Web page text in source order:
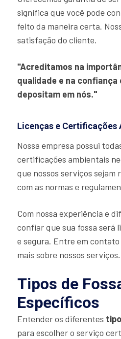
significa que você pode
feito da maneira certa.
satisfação do cliente.
"Acreditamos na
qualidade e na
depositam em nós."
Licenças e Certificações
Nossa empresa possui
certificações ambientais
que nossos serviços sejam
com as normas e
Com nossa experiência e
confiar que sua fossa será
e segura. Entre em
mais sobre nossos serviços.
Tipos de
Específicos
Entender os diferentes
para escolher o serviço